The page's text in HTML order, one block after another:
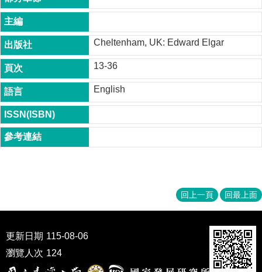
所
成
員
博
士
班
碩
士
班
在
研
究
國
Cheltenham, UK: Edward Elgar
13-36
English
回上一頁 回最上面
更新日期 115-08-06
瀏覽人次 124